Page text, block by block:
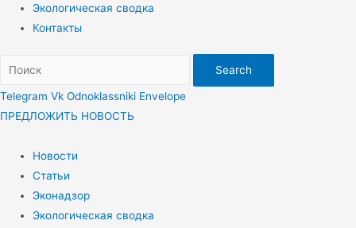
Экологическая сводка
Контакты
Search
Telegram Vk Odnoklassniki Envelope
ПРЕДЛОЖИТЬ НОВОСТЬ
Новости
Статьи
Эконадзор
Экологическая сводка